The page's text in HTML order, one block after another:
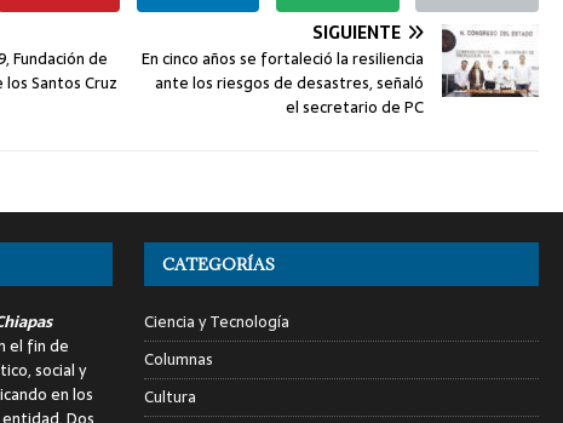
Fundación de
Santos Cruz
SIGUIENTE
En cinco años se fortaleció la resiliencia
ante los riesgos de desastres, señaló
el secretario de PC
el fin de
social y
en los
CATEGORÍAS
Ciencia y Tecnología
Columnas
Cultura